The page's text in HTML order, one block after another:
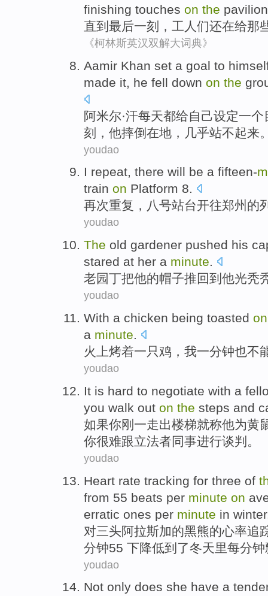
finishing touches on the
直到 最后一刻 ， 工人 们还在给那
《柯林斯英汉双解大词典》
Aamir Khan set a goal to
made it, he fell down on the
阿米尔·汗每天都给自己设定一个
刻
，他摔倒在地 ， 几乎站不起来
youdao
I repeat, there will be a fifteen-
train on Platform 8.
再次重复，八号站台开往郑州 的
youdao
The old gardener pushed his
stared at her a minute.
老园丁把他的帽子推回到 他光秃
youdao
With a chicken being toasted on
a minute.
火
上烤着一只鸡 ， 我一分钟也不
youdao
It is hard to negotiate with a
you walk out on the steps and
如果你刚 一走出楼梯就称他为黄
你很难跟立法者同事进行谈判 。
youdao
Heart rate tracking for three of
from 55 beats per minute on
erratic ones per minute in winter
对三头阿拉斯加的黑熊的心率追
分钟55 下降低到了冬天里每分钟
youdao
Not only does she have a